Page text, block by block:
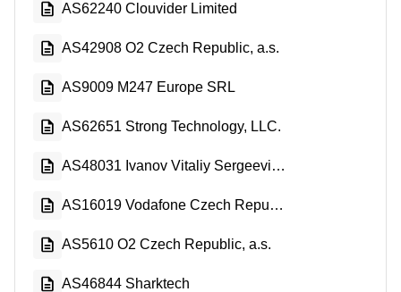
AS62240 Clouvider Limited
AS42908 O2 Czech Republic, a.s.
AS9009 M247 Europe SRL
AS62651 Strong Technology, LLC.
AS48031 Ivanov Vitaliy Sergeevich
AS16019 Vodafone Czech Republic a.s.
AS5610 O2 Czech Republic, a.s.
AS46844 Sharktech